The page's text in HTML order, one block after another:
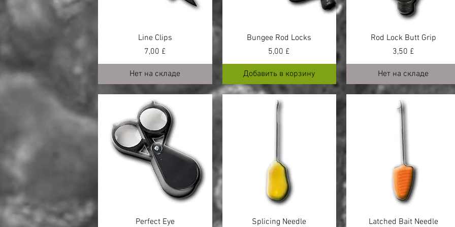
Line Clips
Цена
7,00 £
Нет на складе
Bungee Rod Locks
Цена
5,00 £
Добавить в корзину
Rod Lock Butt Grip
Цена
3,50 £
Нет на складе
Perfect Eye
Splicing Needle
Latched Bait Needle